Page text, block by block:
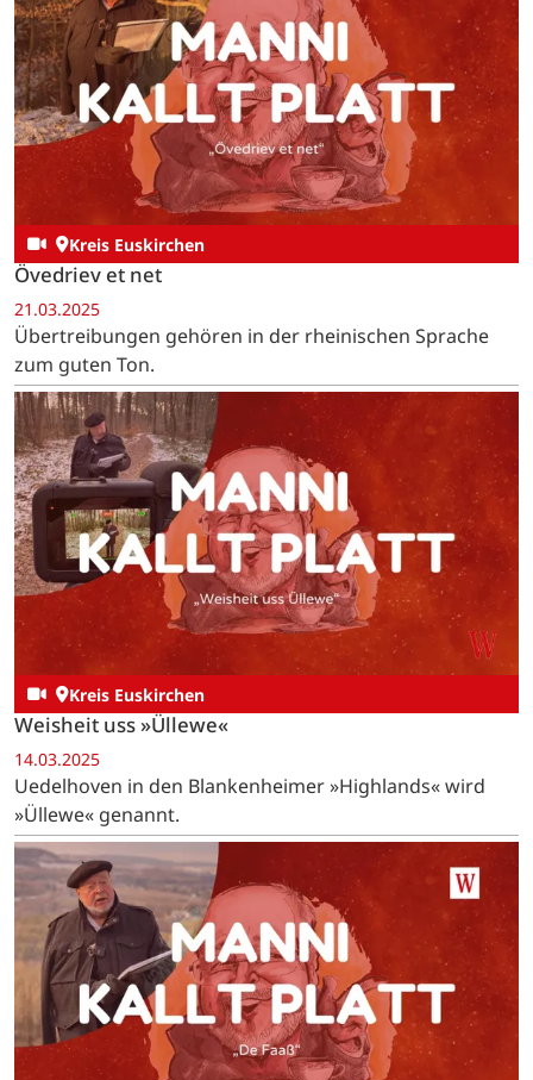
Kreis Euskirchen
Övedriev et net
21.03.2025
Übertreibungen gehören in der rheinischen Sprache
zum guten Ton.
Kreis Euskirchen
Weisheit uss »Üllewe«
14.03.2025
Uedelhoven in den Blankenheimer »Highlands« wird
»Üllewe« genannt.